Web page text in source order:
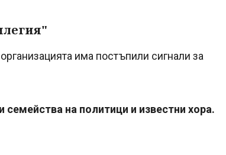
има постъпили сигнали за
на политици и известни хора.